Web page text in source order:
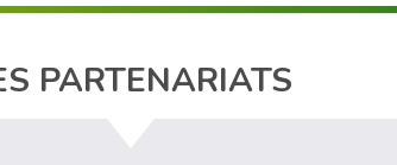
PARTENARIATS